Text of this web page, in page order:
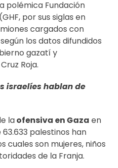
polémica Fundación
por sus siglas en
cargados con
los datos difundidos
gazatí y
Roja.
israelíes hablan de
laofensiva en Gaza en
palestinos han
cuales son mujeres, niños
de la Franja.